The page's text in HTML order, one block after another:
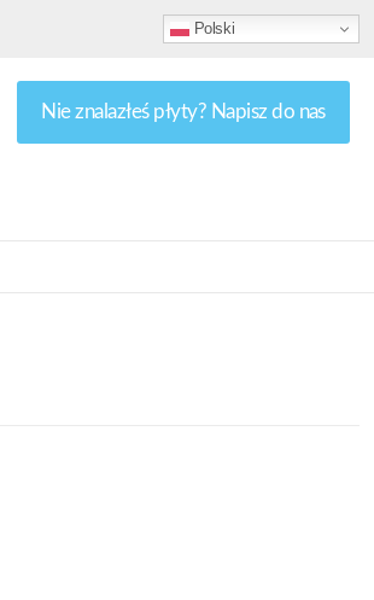
Polski
Nie znalazłeś płyty? Napisz do nas